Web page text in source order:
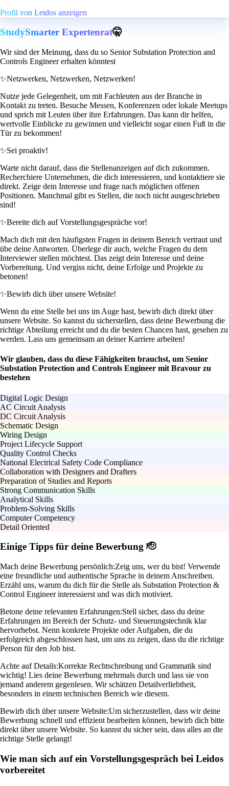
Profil von Leidos anzeigen
StudySmarter Expertenrat🤫
Wir sind der Meinung, dass du so Senior Substation Protection and
Controls Engineer erhalten könntest
✨Netzwerken, Netzwerken, Netzwerken!
Nutze jede Gelegenheit, um mit Fachleuten aus der Branche in
Kontakt zu treten. Besuche Messen, Konferenzen oder lokale Meetups
und sprich mit Leuten über ihre Erfahrungen. Das kann dir helfen,
wertvolle Einblicke zu gewinnen und vielleicht sogar einen Fuß in die
Tür zu bekommen!
✨Sei proaktiv!
Warte nicht darauf, dass die Stellenanzeigen auf dich zukommen.
Recherchiere Unternehmen, die dich interessieren, und kontaktiere sie
direkt. Zeige dein Interesse und frage nach möglichen offenen
Positionen. Manchmal gibt es Stellen, die noch nicht ausgeschrieben
sind!
✨Bereite dich auf Vorstellungsgespräche vor!
Mach dich mit den häufigsten Fragen in deinem Bereich vertraut und
übe deine Antworten. Überlege dir auch, welche Fragen du dem
Interviewer stellen möchtest. Das zeigt dein Interesse und deine
Vorbereitung. Und vergiss nicht, deine Erfolge und Projekte zu
betonen!
✨Bewirb dich über unsere Website!
Wenn du eine Stelle bei uns im Auge hast, bewirb dich direkt über
unsere Website. So kannst du sicherstellen, dass deine Bewerbung die
richtige Abteilung erreicht und du die besten Chancen hast, gesehen zu
werden. Lass uns gemeinsam an deiner Karriere arbeiten!
Wir glauben, dass du diese Fähigkeiten brauchst, um Senior
Substation Protection and Controls Engineer mit Bravour zu
bestehen
Digital Logic Design
AC Circuit Analysis
DC Circuit Analysis
Schematic Design
Wiring Design
Project Lifecycle Support
Quality Control Checks
National Electrical Safety Code Compliance
Collaboration with Designers and Drafters
Preparation of Studies and Reports
Strong Communication Skills
Analytical Skills
Problem-Solving Skills
Computer Competency
Detail Oriented
Einige Tipps für deine Bewerbung 🫡
Mach deine Bewerbung persönlich:Zeig uns, wer du bist! Verwende
eine freundliche und authentische Sprache in deinem Anschreiben.
Erzähl uns, warum du dich für die Stelle als Substation Protection &
Control Engineer interessierst und was dich motiviert.
Betone deine relevanten Erfahrungen:Stell sicher, dass du deine
Erfahrungen im Bereich der Schutz- und Steuerungstechnik klar
hervorhebst. Nenn konkrete Projekte oder Aufgaben, die du
erfolgreich abgeschlossen hast, um uns zu zeigen, dass du die richtige
Person für den Job bist.
Achte auf Details:Korrekte Rechtschreibung und Grammatik sind
wichtig! Lies deine Bewerbung mehrmals durch und lass sie von
jemand anderem gegenlesen. Wir schätzen Detailverliebtheit,
besonders in einem technischen Bereich wie diesem.
Bewirb dich über unsere Website:Um sicherzustellen, dass wir deine
Bewerbung schnell und effizient bearbeiten können, bewirb dich bitte
direkt über unsere Website. So kannst du sicher sein, dass alles an die
richtige Stelle gelangt!
Wie man sich auf ein Vorstellungsgespräch bei Leidos
vorbereitet